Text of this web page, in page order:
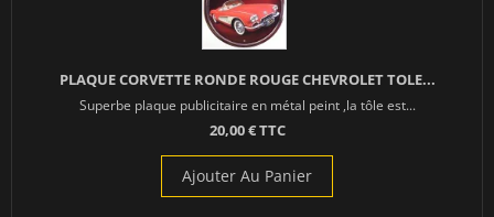
PLAQUE CORVETTE RONDE ROUGE CHEVROLET TOLE...
Superbe plaque publicitaire en métal peint ,la tôle est...
20,00 € TTC
Ajouter Au Panier